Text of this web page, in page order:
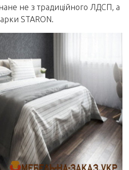
не з традиційного ЛДСП, а
STARON.